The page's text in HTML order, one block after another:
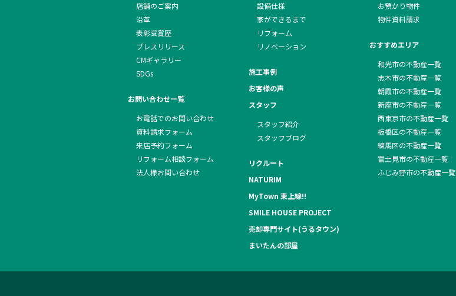
店舗のご案内
沿革
表彰受賞歴
プレスリリース
CMギャラリー
SDGs
お問い合わせ一覧
お電話でのお問い合わせ
資料請求フォーム
来店予約フォーム
リフォーム相談フォーム
法人様お問い合わせ
設備仕様
家ができるまで
リフォーム
リノベーション
施工事例
お客様の声
スタッフ
スタッフ紹介
スタッフブログ
リクルート
NATURIM
MyTown 東上線!!
SMILE HOUSE PROJECT
売却専門サイト(うるタウン)
まいたんの部屋
お預かり物件
物件資料請求
おすすめエリア
和光市の不動産一覧
志木市の不動産一覧
朝霞市の不動産一覧
新座市の不動産一覧
西東京市の不動産一覧
板橋区の不動産一覧
練馬区の不動産一覧
富士見市の不動産一覧
ふじみ野市の不動産一覧